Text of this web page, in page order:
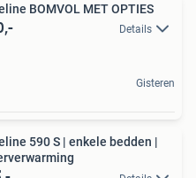
BOMVOL MET OPTIES
Details
Gisteren
590 S | enkele bedden |